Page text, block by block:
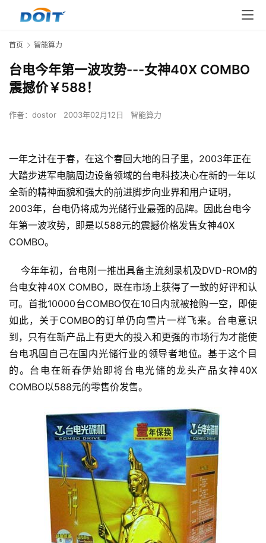
首页 智能算力
台电今年第一波攻势---女神40X COMBO
震撼价￥588！
作者： dostor 2003年02月12日 智能算力
一年之计在于春，在这个春回大地的日子里，2003年正在
大踏步进军电脑周边设备领域的台电科技决心在新的一年以
全新的精神面貌和强大的前进脚步向业界和用户证明，
2003年，台电仍将成为光储行业最强的品牌。因此台电今
年第一波攻势，即是以588元的震撼价格发售女神40X
COMBO。
今年年初，台电刚一推出具备主流刻录机及DVD-ROM的
台电女神40X COMBO，既在市场上获得了一致的好评和认
可。首批10000台COMBO仅在10日内就被抢购一空，即使
如此，关于COMBO的订单仍向雪片一样飞来。台电意识
到，只有在新产品上有更大的投入和更强的市场行为才能使
台电巩固自己在国内光储行业的领导者地位。基于这个目
的。台电在新春伊始即将台电光储的龙头产品女神40X
COMBO以588元的零售价发售。